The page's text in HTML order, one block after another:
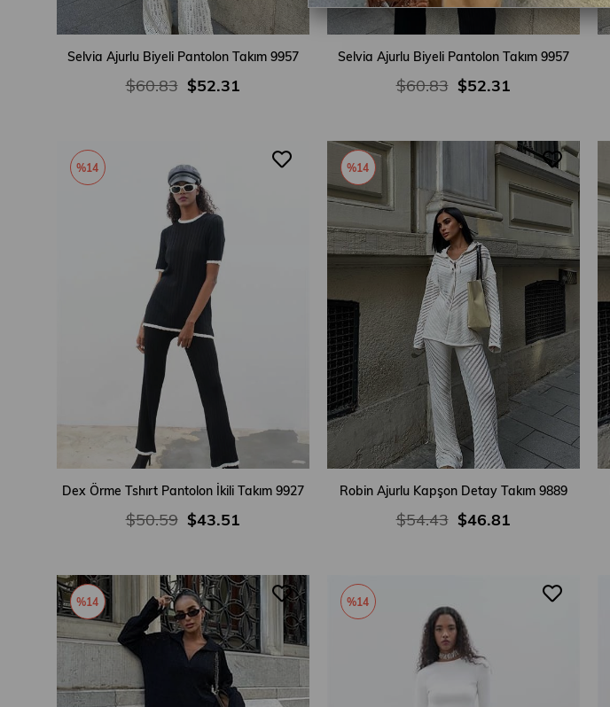
Selvia Ajurlu Biyeli Pantolon Takım 9957
$52.31
$60.83
Selvia Ajurlu Biyeli Pantolon Takım 9957
$52.31
$60.83
Dex Örme Tshırt Pantolon İkili Takım 9927
$43.51
$50.59
%14
Robin Ajurlu Kapşon Detay Takım 9889
$46.81
$54.43
%14
%14 %14